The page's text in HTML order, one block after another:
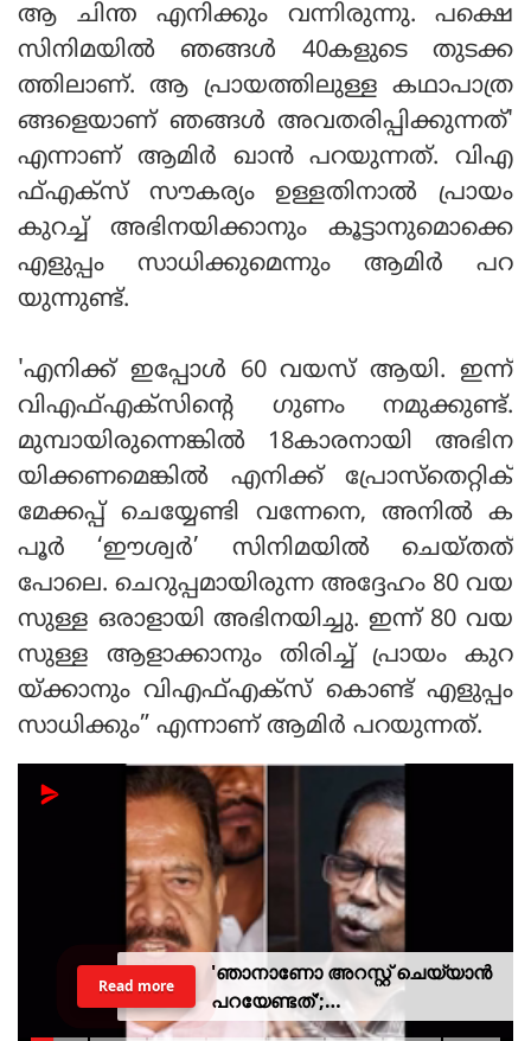
ആ ചിന്ത എനിക്കും വന്നിരുന്നു. പക്ഷെ
സിനിമയിൽ ഞങ്ങൾ 40കളുടെ തുടക്ക
ത്തിലാണ്. ആ പ്രായത്തിലുള്ള കഥാപാത്ര
ങ്ങളെയാണ് ഞങ്ങൾ അവതരിപ്പിക്കുന്നത്'
എന്നാണ് ആമിർ ഖാൻ പറയുന്നത്. വിഎ
ഫ്എക്‌സ് സൗകര്യം ഉള്ളതിനാൽ പ്രായം
കുറച്ച് അഭിനയിക്കാനും കൂട്ടാനുമൊക്കെ
എളുപ്പം സാധിക്കുമെന്നും ആമിർ പറ
യുന്നുണ്ട്.
'എനിക്ക് ഇപ്പോൾ 60 വയസ് ആയി. ഇന്ന്
വിഎഫ്എക്‌സിന്റെ ഗുണം നമുക്കുണ്ട്.
മുമ്പായിരുന്നെങ്കിൽ 18കാരനായി അഭിന
യിക്കണമെങ്കിൽ എനിക്ക് പ്രോസ്‌തെറ്റിക്
മേക്കപ്പ് ചെയ്യേണ്ടി വന്നേനെ, അനിൽ ക
പൂർ ‘ഈശ്വർ’ സിനിമയിൽ ചെയ്തത്
പോലെ. ചെറുപ്പമായിരുന്ന അദ്ദേഹം 80 വയ
സുള്ള ഒരാളായി അഭിനയിച്ചു. ഇന്ന് 80 വയ
സുള്ള ആളാക്കാനും തിരിച്ച് പ്രായം കുറ
യ്ക്കാനും വിഎഫ്എക്‌സ് കൊണ്ട് എളുപ്പം
സാധിക്കും” എന്നാണ് ആമിർ പറയുന്നത്.
'ഞാനാണോ അറസ്റ്റ് ചെയ്യാൻ
പറയേണ്ടത്';
ടി.ജി.മോഹൻദാസിനെതിരായ
Read more